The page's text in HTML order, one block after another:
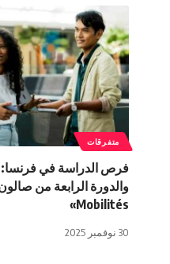
متفرقات
فرص الدراسة في فرنسا:
Mobilités»
30 نوفمبر 2025